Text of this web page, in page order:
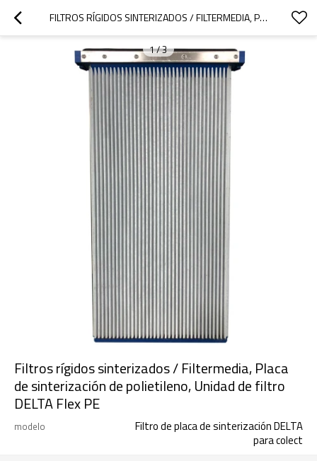
FILTROS RÍGIDOS SINTERIZADOS / FILTERMEDIA, PLACA DE SINTERIZACIÓN DE POLIETILENO, UNIDAD DE FILTRO DELTA FLEX PE
1/3
Filtros rígidos sinterizados / Filtermedia, Placa
de sinterización de polietileno, Unidad de filtro
DELTA Flex PE
modelo
Filtro de placa de sinterización DELTA
para colect